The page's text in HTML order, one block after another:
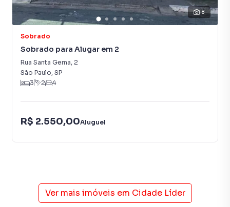
18
Sobrado
Sobrado para Alugar em 2
Rua Santa Gema, 2
São Paulo, SP
3
2 4
R$ 2.550,00Aluguel
Ver mais imóveis em Cidade Líder